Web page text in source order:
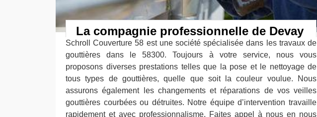
La compagnie professionnelle de Devay
Schroll Couverture 58 est une société spécialisée dans les travaux de
gouttières dans le 58300. Toujours à votre service, nous vous
proposons diverses prestations telles que la pose et le nettoyage de
tous types de gouttières, quelle que soit la couleur voulue. Nous
assurons également les changements et réparations de vos veilles
gouttières courbées ou détruites. Notre équipe d’intervention travaille
rapidement et avec professionnalisme. Faites appel à nous en nous